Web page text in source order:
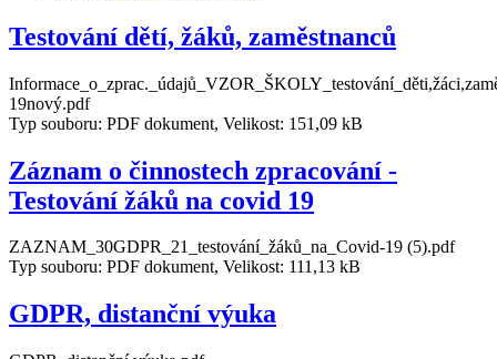
Testování dětí, žáků, zaměstnanců
19nový.pdf
Typ souboru: PDF dokument, Velikost: 151,09 kB
Záznam o činnostech zpracování -
Testování žáků na covid 19
ZAZNAM_30GDPR_21_testování_žáků_na_Covid-19 (5).pdf
Typ souboru: PDF dokument, Velikost: 111,13 kB
GDPR, distanční výuka